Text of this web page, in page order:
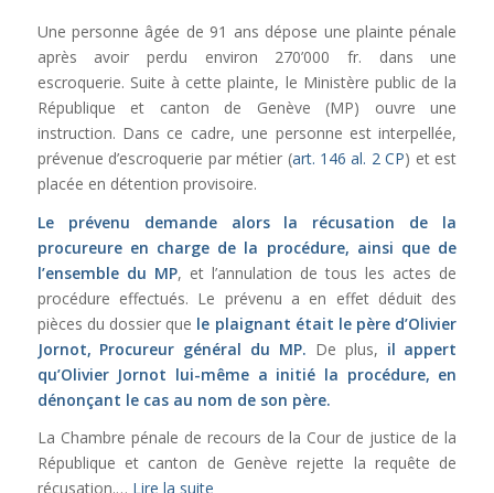
Une personne âgée de 91 ans dépose une plainte pénale
après avoir perdu environ 270’000 fr. dans une
escroquerie. Suite à cette plainte, le Ministère public de la
République et canton de Genève (MP) ouvre une
instruction. Dans ce cadre, une personne est interpellée,
prévenue d’escroquerie par métier (art. 146 al. 2 CP) et est
placée en détention provisoire.
Le prévenu demande alors la récusation de la
procureure en charge de la procédure, ainsi que de
l’ensemble du MP, et l’annulation de tous les actes de
procédure effectués. Le prévenu a en effet déduit des
pièces du dossier que le plaignant était le père d’Olivier
Jornot, Procureur général du MP. De plus, il appert
qu’Olivier Jornot lui-même a initié la procédure, en
dénonçant le cas au nom de son père.
La Chambre pénale de recours de la Cour de justice de la
République et canton de Genève rejette la requête de
récusation.… Lire la suite